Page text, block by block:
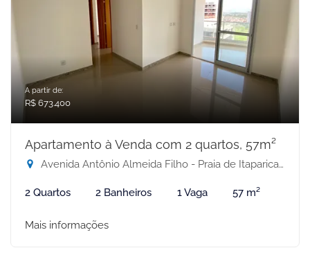
A partir de:
R$ 673.400
Apartamento à Venda com 2 quartos, 57m²
Avenida Antônio Almeida Filho - Praia de Itaparica, Vila Velha-ES
2 Quartos 2 Banheiros 1 Vaga 57 m²
Mais informações